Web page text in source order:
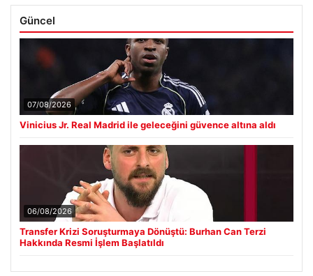
Güncel
07/08/2026
Vinicius Jr. Real Madrid ile geleceğini güvence altına aldı
06/08/2026
Transfer Krizi Soruşturmaya Dönüştü: Burhan Can Terzi
Hakkında Resmi İşlem Başlatıldı